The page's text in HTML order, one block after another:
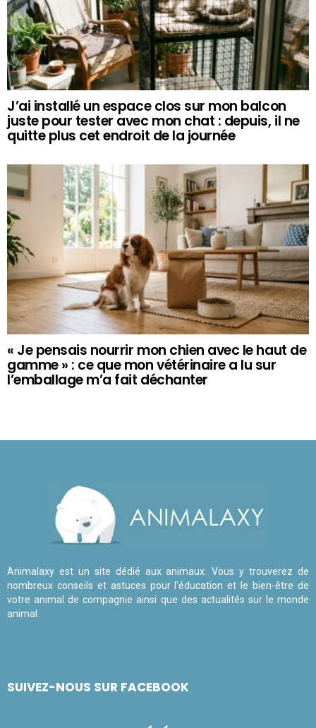
J’ai installé un espace clos sur mon balcon
juste pour tester avec mon chat : depuis, il ne
quitte plus cet endroit de la journée
« Je pensais nourrir mon chien avec le haut de
gamme » : ce que mon vétérinaire a lu sur
l’emballage m’a fait déchanter
Animalaxy est un site dédié aux animaux. Vous y trouverez de
nombreux conseils et astuces pour l'éducation et le bien-être de
votre animal de compagnie ainsi que des actualités sur le monde
animal.
SUIVEZ-NOUS SUR FACEBOOK